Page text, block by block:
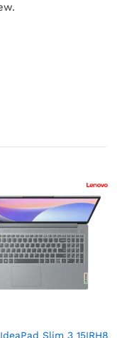
Slim 3 15IRH8